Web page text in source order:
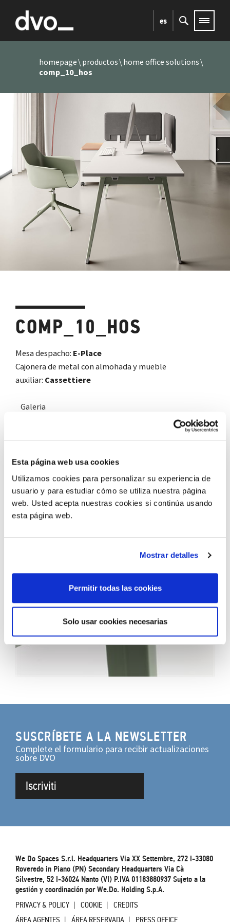
Esta página web usa cookies
Utilizamos cookies para personalizar su experiencia de
usuario y para estudiar cómo se utiliza nuestra página
web. Usted acepta nuestras cookies si continúa usando
esta página web.
Mostrar detalles
Permitir todas las cookies
Solo usar cookies necesarias
es
homepage productos home office solutions
comp_10_hos
COMP_10_HOS
Mesa despacho: E-Place
Cajonera de metal con almohada y mueble
auxiliar: Cassettiere
Galeria
Añadir a la wishlist
SUSCRÍBETE A LA NEWSLETTER
Complete el formulario para recibir actualizaciones
sobre DVO
Iscriviti
We Do Spaces S.r.l. Headquarters Via XX Settembre, 272 I-33080
Roveredo in Piano (PN) Secondary Headquarters Via Cà
Silvestre, 52 I-36024 Nanto (VI) P.IVA 01183880937 Sujeto a la
gestión y coordinación por We.Do. Holding S.p.A.
PRIVACY & POLICY COOKIE
CREDITS
ÁREA AGENTES
ÁREA RESERVADA PRESS OFFICE